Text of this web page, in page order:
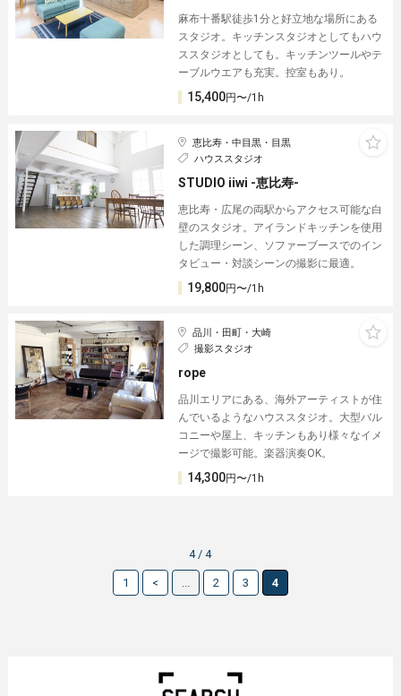
麻布十番駅徒歩1分と好立地な場所にある
スタジオ。キッチンスタジオとしてもハウ
ススタジオとしても。キッチンツールやテ
ーブルウエアも充実。控室もあり。
15,400円〜/1h
恵比寿・中目黒・目黒
ハウススタジオ
STUDIO iiwi -恵比寿-
恵比寿・広尾の両駅からアクセス可能な白
壁のスタジオ。アイランドキッチンを使用
した調理シーン、ソファーブースでのイン
タビュー・対談シーンの撮影に最適。
19,800円〜/1h
品川・田町・大崎
撮影スタジオ
rope
品川エリアにある、海外アーティストが住
んでいるようなハウススタジオ。大型バル
コニーや屋上、キッチンもあり様々なイメ
ージで撮影可能。楽器演奏OK。
14,300円〜/1h
4 / 4
1 < 2 3 4